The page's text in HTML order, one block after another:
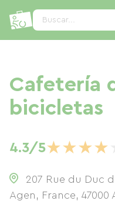
Buscar...
Cafetería
bicicletas
4.3/5★★★★
207 Rue du Duc
Agen, France, 47000
Panel de gestión de